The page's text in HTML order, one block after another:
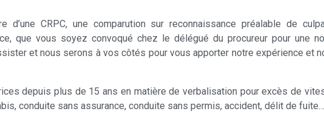
CRPC, une comparution sur reconnaissance préalable de
que vous soyez convoqué chez le délégué du procureur pour une
et nous serons à vos côtés pour vous apporter notre expérience et
depuis plus de 15 ans en matière de verbalisation pour excès de
conduite sans assurance, conduite sans permis, accident, délit de fuite…